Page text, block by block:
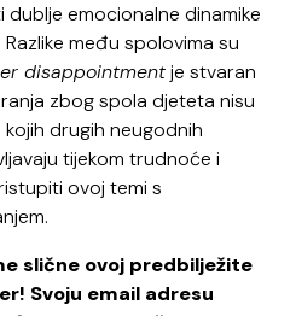
emocionalne dinamike
među spolovima su
disappointmentje stvaran
zbog spola djeteta nisu
drugih neugodnih
tijekom trudnoće i
ovoj temi s
slične ovoj predbilježite
Svoju email adresu